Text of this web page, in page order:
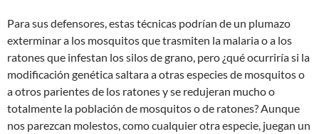
Para sus defensores, estas técnicas podrían de un plumazo
exterminar a los mosquitos que trasmiten la malaria o a los
ratones que infestan los silos de grano, pero ¿qué ocurriría si la
modificación genética saltara a otras especies de mosquitos o
a otros parientes de los ratones y se redujeran mucho o
totalmente la población de mosquitos o de ratones? Aunque
nos parezcan molestos, como cualquier otra especie, juegan un